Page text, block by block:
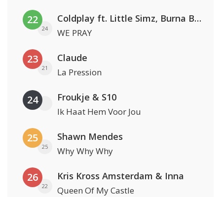
22
24
Coldplay ft. Little Simz, Burna Boy, Elyanna & Tini
WE PRAY
23
21
Claude
La Pression
24 Froukje & S10
Ik Haat Hem Voor Jou
25
25
Shawn Mendes
Why Why Why
26
22
Kris Kross Amsterdam & Inna
Queen Of My Castle